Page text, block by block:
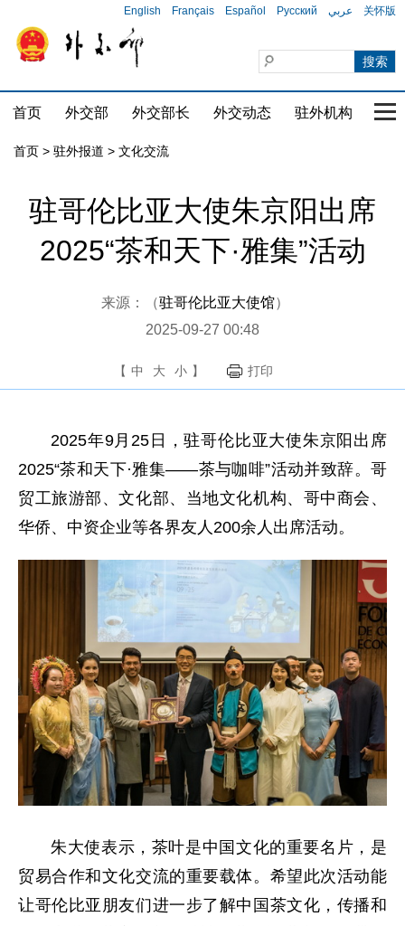
English Français Español Русский عربي 关怀版
首页 外交部 外交部长 外交动态 驻外机构 国
首页 > 驻外报道 > 文化交流
驻哥伦比亚大使朱京阳出席
2025“茶和天下·雅集”活动
来源：（驻哥伦比亚大使馆）
2025-09-27 00:48
【 中 大 小 】 打印
2025年9月25日，驻哥伦比亚大使朱京阳出席
2025“茶和天下·雅集——茶与咖啡”活动并致辞。哥
贸工旅游部、文化部、当地文化机构、哥中商会、
华侨、中资企业等各界友人200余人出席活动。
朱大使表示，茶叶是中国文化的重要名片，是
贸易合作和文化交流的重要载体。希望此次活动能
让哥伦比亚朋友们进一步了解中国茶文化，传播和